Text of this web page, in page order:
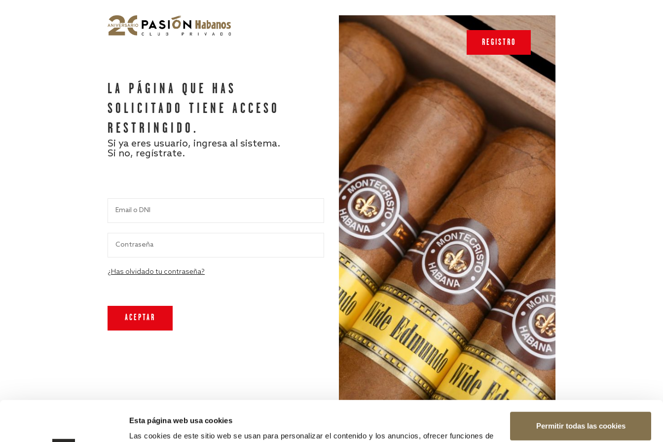
Esta página web usa cookies
Las cookies de este sitio web se usan para personalizar el contenido y los anuncios, ofrecer funciones de
Permitir todas las cookies
LA PÁGINA QUE HAS
SOLICITADO TIENE ACCESO
RESTRINGIDO.
Si ya eres usuario, ingresa al sistema.
Si no, regístrate.
¿Has olvidado tu contraseña?
REGISTRO